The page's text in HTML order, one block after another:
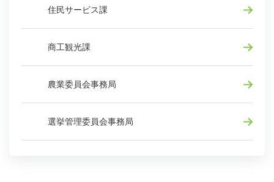
住民サービス課
商工観光課
農業委員会事務局
選挙管理委員会事務局